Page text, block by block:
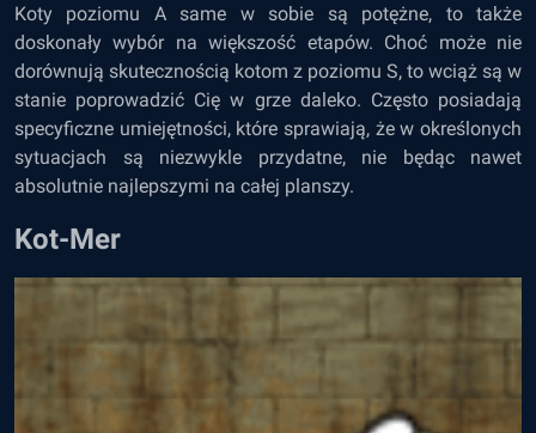
Koty poziomu A same w sobie są potężne, to także
doskonały wybór na większość etapów. Choć może nie
dorównują skutecznością kotom z poziomu S, to wciąż są w
stanie poprowadzić Cię w grze daleko. Często posiadają
specyficzne umiejętności, które sprawiają, że w określonych
sytuacjach są niezwykle przydatne, nie będąc nawet
absolutnie najlepszymi na całej planszy.
Kot-Mer